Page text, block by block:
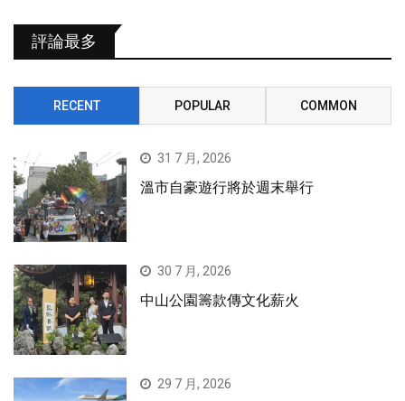
評論最多
RECENT POPULAR COMMON
31 7 月, 2026
溫市自豪遊行將於週末舉行
30 7 月, 2026
中山公園籌款傳文化薪火
29 7 月, 2026